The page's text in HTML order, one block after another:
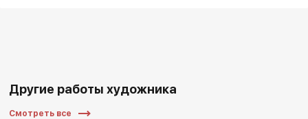
Другие работы художника
Смотреть все